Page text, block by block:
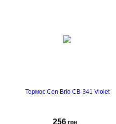
Термос Con Brio CB-341 Violet
256